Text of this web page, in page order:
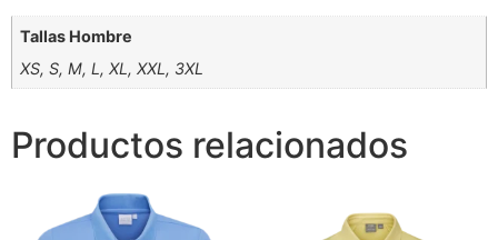
Tallas Hombre
XS, S, M, L, XL, XXL, 3XL
Productos relacionados